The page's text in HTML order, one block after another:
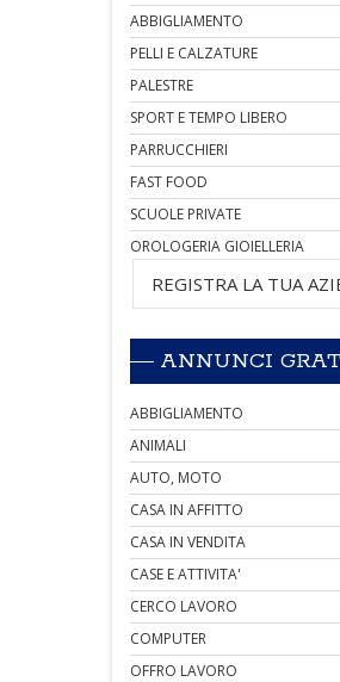
ABBIGLIAMENTO
PELLI E CALZATURE
PALESTRE
SPORT E TEMPO LIBERO
PARRUCCHIERI
FAST FOOD
SCUOLE PRIVATE
OROLOGERIA GIOIELLERIA
REGISTRA LA TUA
ANNUNCI
ABBIGLIAMENTO
ANIMALI
AUTO, MOTO
CASA IN AFFITTO
CASA IN VENDITA
CASE E ATTIVITA'
CERCO LAVORO
COMPUTER
OFFRO LAVORO